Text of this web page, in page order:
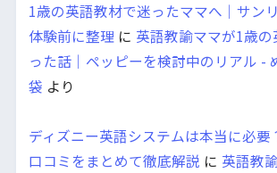
1歳の英語教材で迷ったママへ｜サン
体験前に整理に 英語教諭ママが1歳
った話｜ペッピーを検討中のリアル -
袋 より
ディズニー英語システムは本当に必要
口コミをまとめて徹底解説 に 英語教